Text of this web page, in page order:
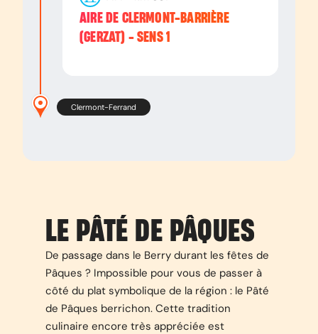
AIRE DE CLERMONT-BARRIÈRE
(GERZAT) - SENS 1
Clermont-Ferrand
LE PÂTÉ DE PÂQUES
De passage dans le Berry durant les fêtes de
Pâques ? Impossible pour vous de passer à
côté du plat symbolique de la région : le Pâté
de Pâques berrichon. Cette tradition
culinaire encore très appréciée est